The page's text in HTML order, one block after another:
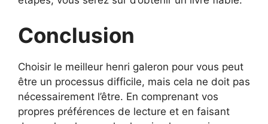
Conclusion
Choisir le meilleur henri galeron pour vous peut
être un processus difficile, mais cela ne doit pas
nécessairement l’être. En comprenant vos
propres préférences de lecture et en faisant